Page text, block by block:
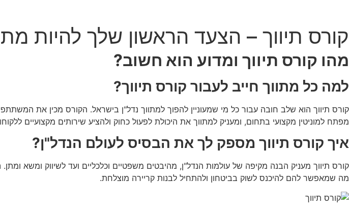
קורס תיווך – הצעד הראשון שלך להיות
מהו קורס תיווך ומדוע הוא חשוב?
למה כל מתווך חייב לעבור קורס תיווך?
קורס תיווך הוא שלב חובה עבור כל מי שמעוניין להפוך למתווך נדל"ן בישראל. הקורס מכין את
מפתח למוניטין מקצועי בתחום, ומעניק למתווך את היכולת לפעול כחוק ולהציע שירותים מקצועיים
איך קורס תיווך מספק לך את הבסיס לעולם הנדל"ן?
קורס תיווך מעניק הבנה מקיפה של עולמות הנדל"ן, מהיבטים משפטיים וכלכליים ועד לשיווק ומשא
מה שמאפשר להם להיכנס לשוק בביטחון ולהתחיל לבנות קריירה מוצלחת.